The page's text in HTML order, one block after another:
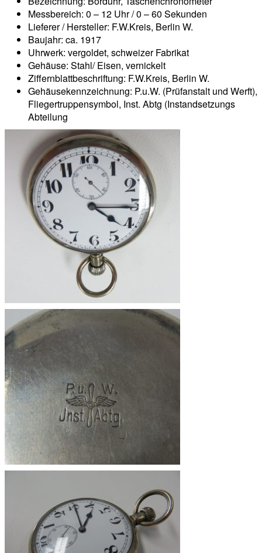
Messbereich: 0 – 12 Uhr / 0 – 60 Sekunden
Lieferer / Hersteller: F.W.Kreis, Berlin W.
Baujahr: ca. 1917
Uhrwerk: vergoldet, schweizer Fabrikat
Gehäuse: Stahl/ Eisen, vernickelt
Ziffernblattbeschriftung: F.W.Kreis, Berlin W.
Gehäusekennzeichnung: P.u.W. (Prüfanstalt und Werft),
Fliegertruppensymbol, Inst. Abtg (Instandsetzungs
Abteilung